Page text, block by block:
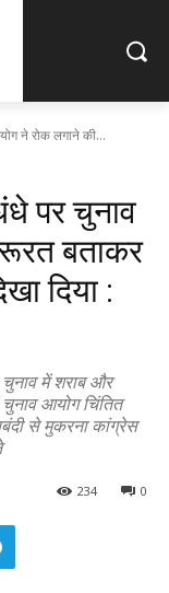
ने रोक लगाने की...
पर चुनाव
बताकर
दिया :
में शराब और
आयोग चिंतित
से मुकरना कांग्रेस
0
234